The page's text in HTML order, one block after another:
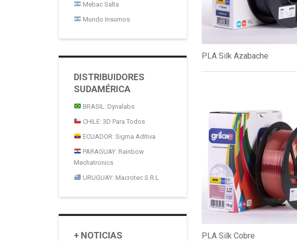
PLA Silk Azabache
PLA Silk Cobre
Mebac Salta
Mundo Insumos
DISTRIBUIDORES
SUDAMÉRICA
BRASIL: Dynalabs
CHILE: 3D Para Todos
ECUADOR: Sigma Aditiva
PARAGUAY: Rainbow
Mechatronics
URUGUAY: Macrotec S.R.L
+ NOTICIAS